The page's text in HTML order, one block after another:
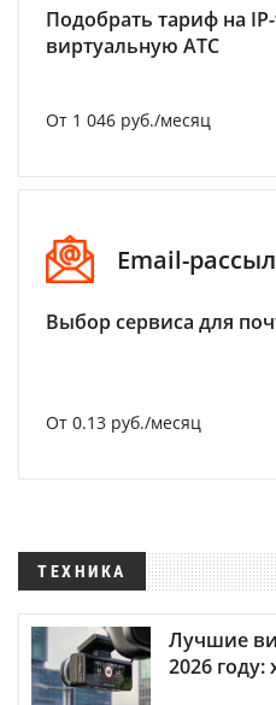
Подобрать тариф на
виртуальную АТС
От 1 046 руб./месяц
Email-
Выбор сервиса для
От 0.13 руб./месяц
ТЕХНИКА
Лучшие
2026